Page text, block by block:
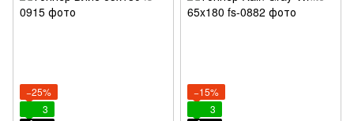
−25%
3
−15%
3